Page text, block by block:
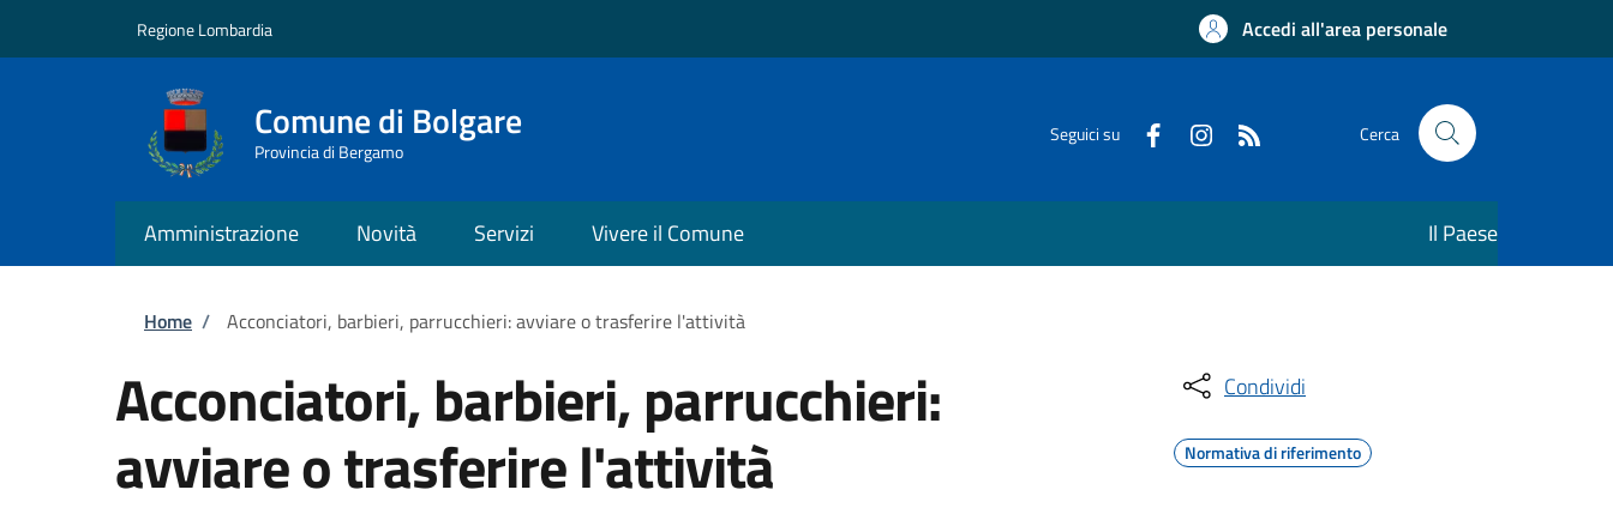
Regione Lombardia Accedi all'area personale
Comune di Bolgare
Provincia di Bergamo
Seguici su Cerca
Amministrazione Novità Servizi Vivere il Comune Il Paese
Briciole di pane
Home / Acconciatori, barbieri, parrucchieri: avviare o trasferire l'attività
Acconciatori, barbieri, parrucchieri:
avviare o trasferire l'attività
Condividi
Normativa di riferimento